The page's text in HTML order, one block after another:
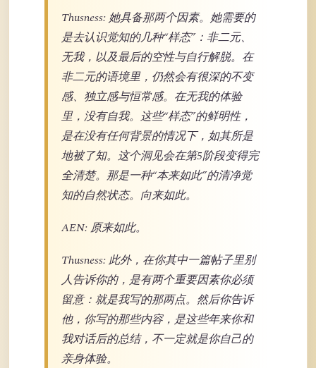
Thusness: 她具备那两个因素。她需要的
是去认识觉知的几种“样态”：非二元、
无我，以及最后的空性与自行解脱。在
非二元的语境里，仍然会有很深的不变
感、独立感与恒常感。在无我的体验
里，没有自我。这些“样态”的鲜明性，
是在没有任何背景的情况下，如其所是
地被了知。这个洞见会在第5阶段变得完
全清楚。那是一种“本来如此”的清净觉
知的自然状态。向来如此。
AEN: 原来如此。
Thusness: 此外，在你其中一篇帖子里别
人告诉你的，是有两个重要因素你必须
留意：就是我写的那两点。然后你告诉
他，你写的那些内容，是这些年来你和
我对话后的总结，不一定就是你自己的
亲身体验。